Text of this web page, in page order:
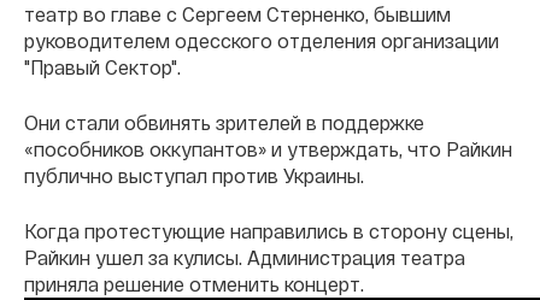
театр во главе с Сергеем Стерненко, бывшим
руководителем одесского отделения организации
"Правый Сектор".
Они стали обвинять зрителей в поддержке
«пособников оккупантов» и утверждать, что Райкин
публично выступал против Украины.
Когда протестующие направились в сторону сцены,
Райкин ушел за кулисы. Администрация театра
приняла решение отменить концерт.